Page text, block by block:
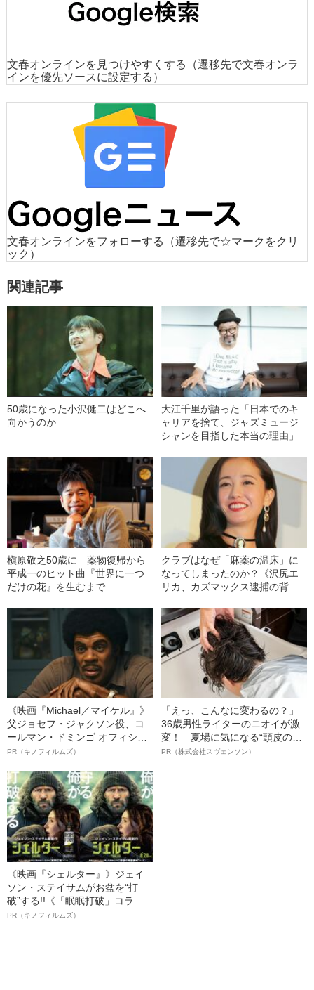
文春オンラインを見つけやすくする
（遷移先で文春オンラ
インを優先ソースに設定する）
文春オンラインをフォローする
（遷移先で☆マークをクリ
ック）
関連記事
50歳になった小沢健二はどこへ
向かうのか
大江千里が語った「日本でのキ
ャリアを捨て、ジャズミュージ
シャンを目指した本当の理由」
槇原敬之50歳に 薬物復帰から
平成一のヒット曲『世界に一つ
だけの花』を生むまで
クラブはなぜ「麻薬の温床」に
なってしまったのか？《沢尻エ
リカ、カズマックス逮捕の背
《映画『Michael／マイケル』》
父ジョセフ・ジャクソン役、コ
ールマン・ドミンゴ オフィシャ
ルインタビュー“観客を魅了した
語る”《日本興収70億円突破》
PR（キノフィルムズ）
「えっ、こんなに変わるの？」
36歳男性ライターのニオイが激
変！ 夏場に気になる“頭皮のニ
オイ”や“ベタつき”を解消す
PR（株式会社スヴェンソン）
《映画『シェルター』》ジェイ
ソン・ステイサムがお盆を“打
破”する!!《「眠眠打破」コラ
ボ》
PR（キノフィルムズ）